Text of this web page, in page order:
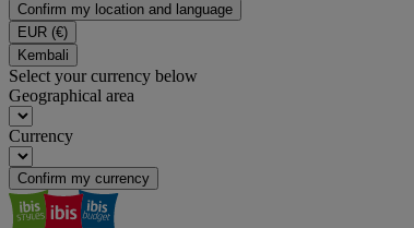
Confirm my location and language
EUR (€)
Kembali
Select your currency below
Geographical area
Currency
Confirm my currency